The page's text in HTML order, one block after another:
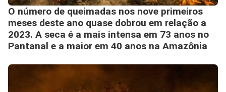
O número de queimadas nos nove primeiros
meses deste ano quase dobrou em relação a
2023. A seca é a mais intensa em 73 anos no
Pantanal e a maior em 40 anos na Amazônia